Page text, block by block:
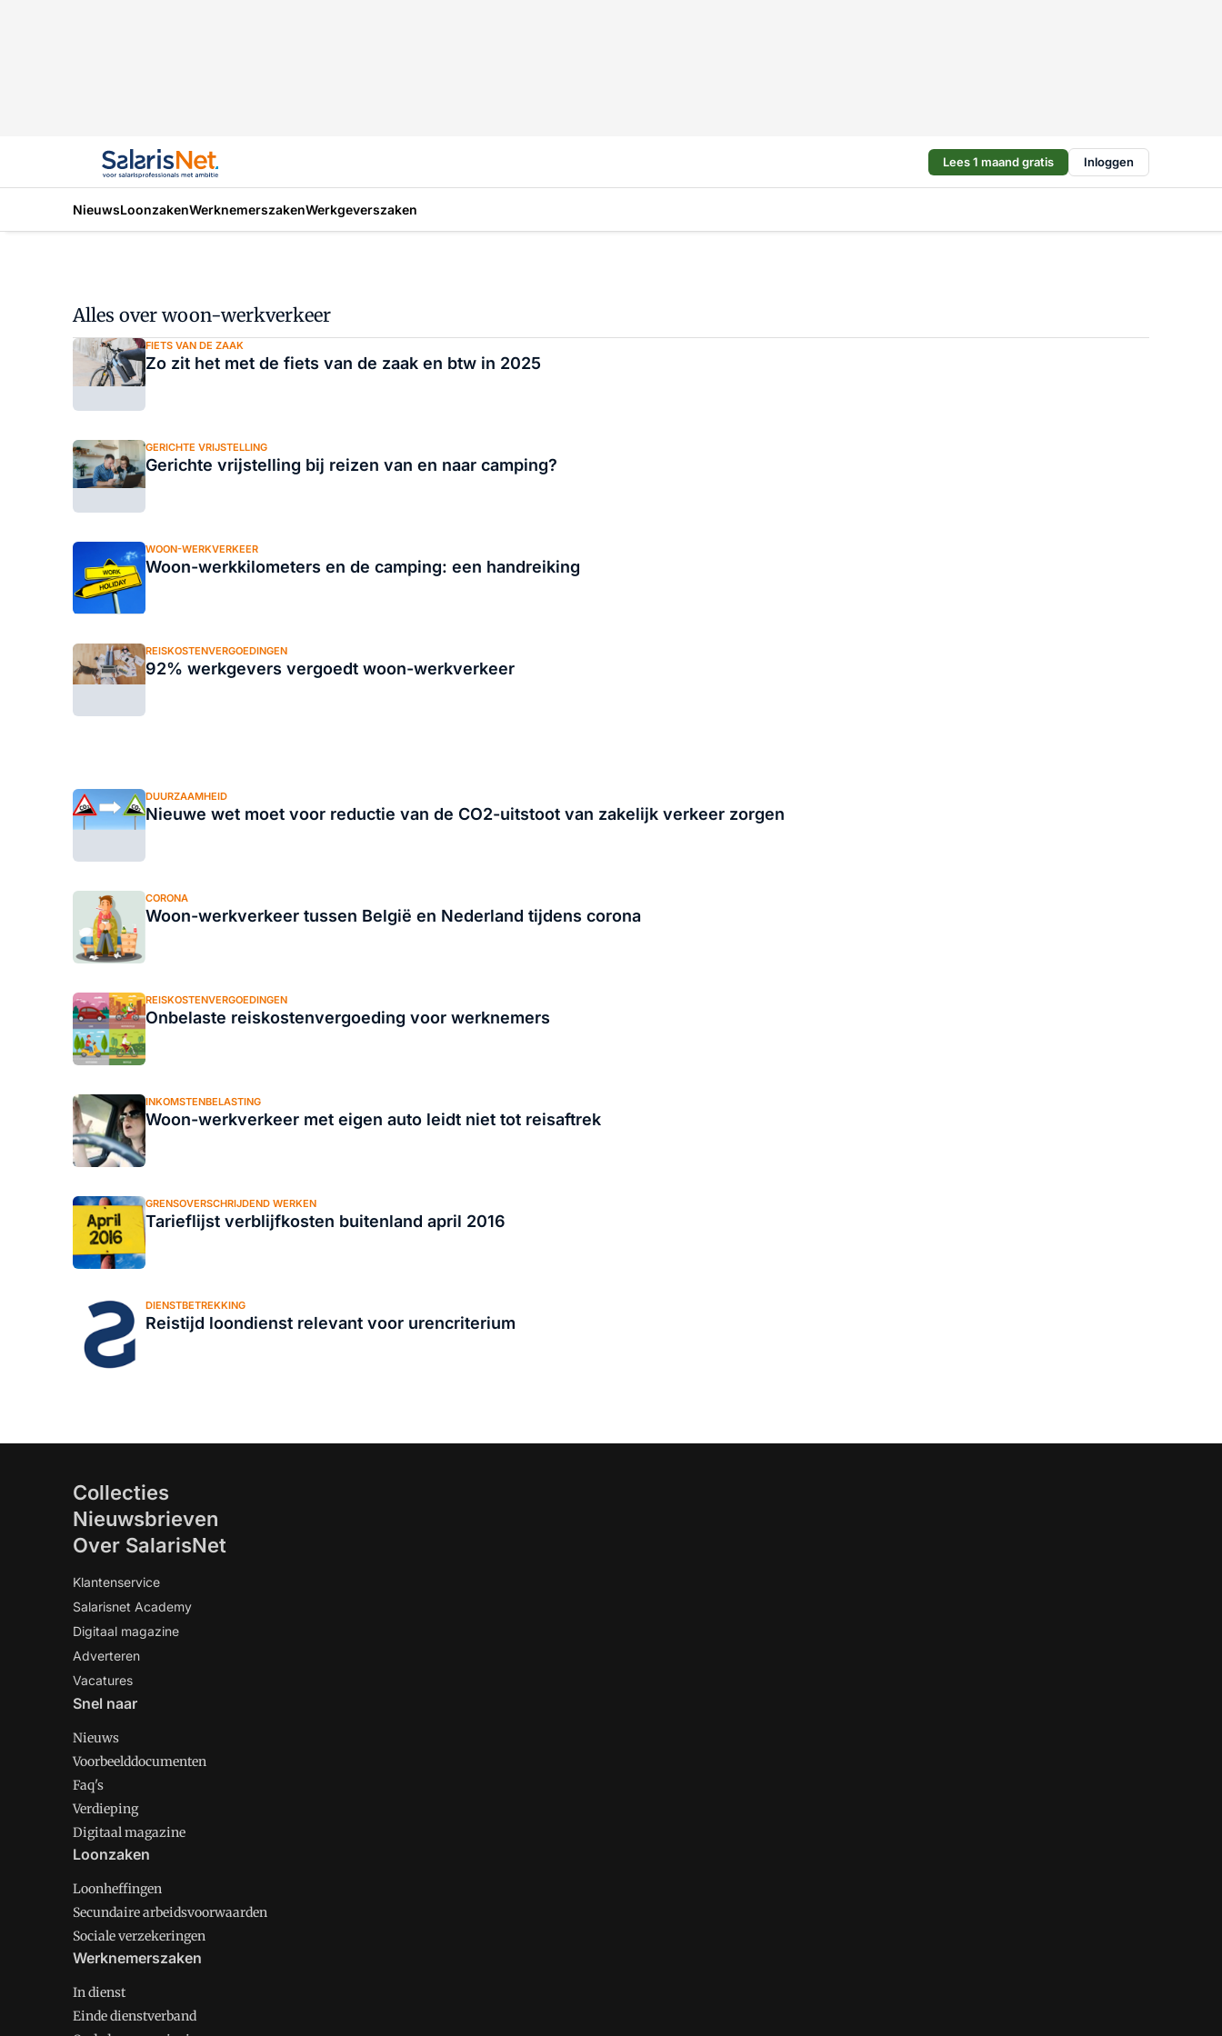
Lees 1 maand gratis Inloggen
NieuwsLoonzakenWerknemerszakenWerkgeverszaken
Alles over woon-werkverkeer
FIETS VAN DE ZAAK
Zo zit het met de fiets van de zaak en btw in 2025
GERICHTE VRIJSTELLING
Gerichte vrijstelling bij reizen van en naar camping?
WOON-WERKVERKEER
Woon-werkkilometers en de camping: een handreiking
REISKOSTENVERGOEDINGEN
92% werkgevers vergoedt woon-werkverkeer
DUURZAAMHEID
Nieuwe wet moet voor reductie van de CO2-uitstoot van zakelijk verkeer zorgen
CORONA
Woon-werkverkeer tussen België en Nederland tijdens corona
REISKOSTENVERGOEDINGEN
Onbelaste reiskostenvergoeding voor werknemers
INKOMSTENBELASTING
Woon-werkverkeer met eigen auto leidt niet tot reisaftrek
GRENSOVERSCHRIJDEND WERKEN
Tarieflijst verblijfkosten buitenland april 2016
DIENSTBETREKKING
Reistijd loondienst relevant voor urencriterium
Collecties
Nieuwsbrieven
Over SalarisNet
Klantenservice
Salarisnet Academy
Digitaal magazine
Adverteren
Vacatures
Snel naar
Nieuws
Voorbeelddocumenten
Faq's
Verdieping
Digitaal magazine
Loonzaken
Loonheffingen
Secundaire arbeidsvoorwaarden
Sociale verzekeringen
Werknemerszaken
In dienst
Einde dienstverband